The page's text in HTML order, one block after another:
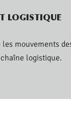
LOGISTIQUE
mouvements
logistique.